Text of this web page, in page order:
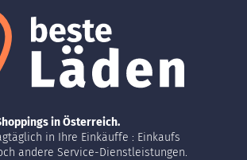
in Österreich.
in Ihre Einkäuffe : Einkaufs
andere Service-Dienstleistungen.